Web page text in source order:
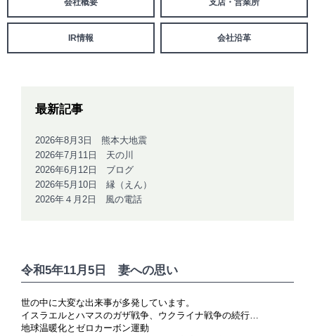
会社概要 支店・営業所
IR情報 会社沿革
最新記事
2026年8月3日 熊本大地震
2026年7月11日 天の川
2026年6月12日 ブログ
2026年5月10日 縁（えん）
2026年４月2日 風の電話
令和5年11月5日 妻への思い
世の中に大変な出来事が多発しています。
イスラエルとハマスのガザ戦争、ウクライナ戦争の続行…
地球温暖化とゼロカーボン運動